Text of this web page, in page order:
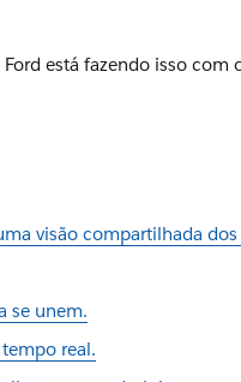
está fazendo isso com
visão compartilhada
se unem.
real.